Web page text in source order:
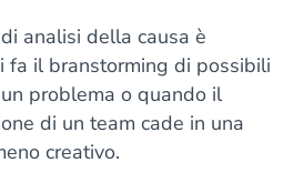
analisi della causa è
fa il branstorming di possibili
problema o quando il
di un team cade in una
creativo.